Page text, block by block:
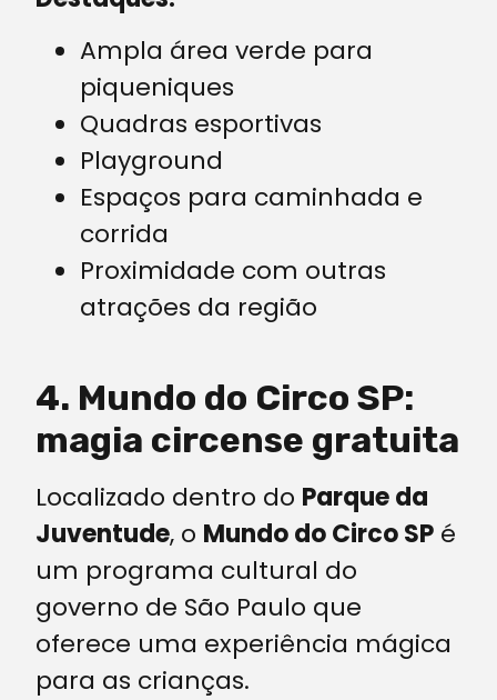
Ampla área verde para
piqueniques
Quadras esportivas
Playground
Espaços para caminhada e
corrida
Proximidade com outras
atrações da região
4. Mundo do Circo SP:
magia circense gratuita
Localizado dentro do Parque da
Juventude, o Mundo do Circo SP é
um programa cultural do
governo de São Paulo que
oferece uma experiência mágica
para as crianças.